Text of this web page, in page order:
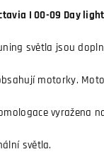
I 00-09 Day
světla jsou
motorky.
vyražena
světla.